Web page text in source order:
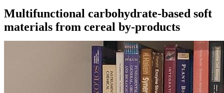
Multifunctional carbohydrate-based soft
materials from cereal by-products